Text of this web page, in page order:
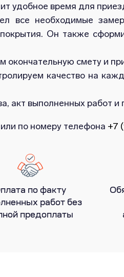
удобное время для
все необходимые
Он также
окончательную смету и
качество на
акт выполненных работ и
по номеру телефона +7
по факту
работ без
предоплаты